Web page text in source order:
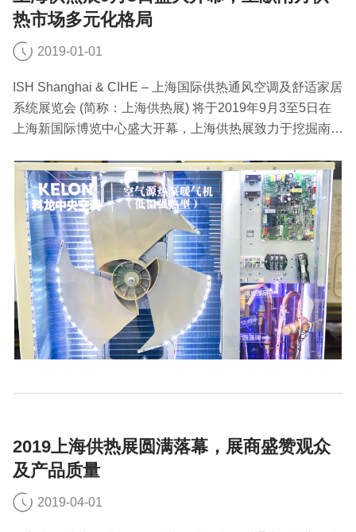
热市场多元化格局
2019-01-01
ISH Shanghai & CIHE – 上海国际供热通风空调及舒适家居
系统展览会 (简称：上海供热展) 将于2019年9月3至5日在
上海新国际博览中心盛大开幕，上海供热展致力于挖掘南方
多元的展示平台，探索舒适家居新科技。
2019上海供热展圆满落幕，展商盛赞观众
及产品质量
2019-04-01